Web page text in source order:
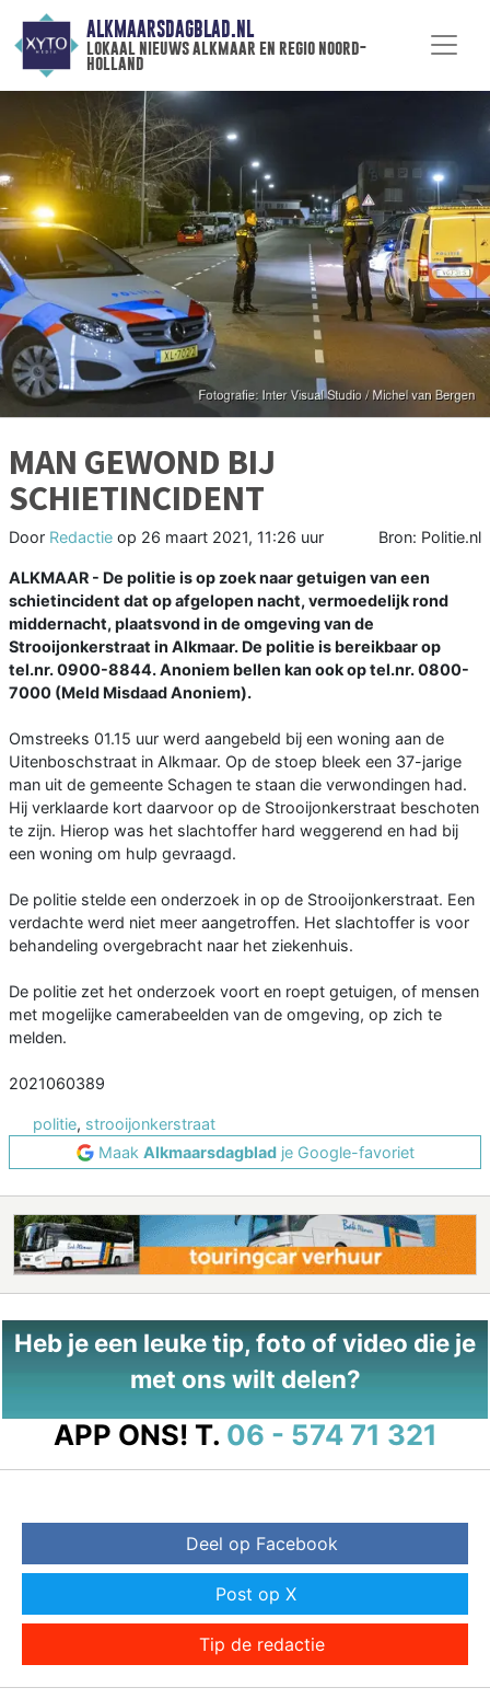
ALKMAARSDAGBLAD.NL
lokaal nieuws alkmaar en regio noord-
holland
MAN GEWOND BIJ
SCHIETINCIDENT
Door Redactie op 26 maart 2021, 11:26 uur Bron: Politie.nl
ALKMAAR - De politie is op zoek naar getuigen van een
schietincident dat op afgelopen nacht, vermoedelijk rond
middernacht, plaatsvond in de omgeving van de
Strooijonkerstraat in Alkmaar. De politie is bereikbaar op
tel.nr. 0900-8844. Anoniem bellen kan ook op tel.nr. 0800-
7000 (Meld Misdaad Anoniem).
Omstreeks 01.15 uur werd aangebeld bij een woning aan de
Uitenboschstraat in Alkmaar. Op de stoep bleek een 37-jarige
man uit de gemeente Schagen te staan die verwondingen had.
Hij verklaarde kort daarvoor op de Strooijonkerstraat beschoten
te zijn. Hierop was het slachtoffer hard weggerend en had bij
een woning om hulp gevraagd.
De politie stelde een onderzoek in op de Strooijonkerstraat. Een
verdachte werd niet meer aangetroffen. Het slachtoffer is voor
behandeling overgebracht naar het ziekenhuis.
De politie zet het onderzoek voort en roept getuigen, of mensen
met mogelijke camerabeelden van de omgeving, op zich te
melden.
2021060389
politie, strooijonkerstraat
Maak Alkmaarsdagbladje Google-favoriet
Heb je een leuke tip, foto of video die je
met ons wilt delen?
APP ONS! T. 06 - 574 71 321
Deel op Facebook
Post op X
Tip de redactie